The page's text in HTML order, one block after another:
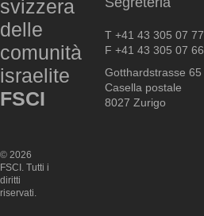
svizzera
delle
comunità
israelite
FSCI
T +41 43 305 07 77
F +41 43 305 07 66
Gotthardstrasse 65
Casella postale
8027 Zurigo
© 2026
FSCI. Tutti i
diritti
riservati.